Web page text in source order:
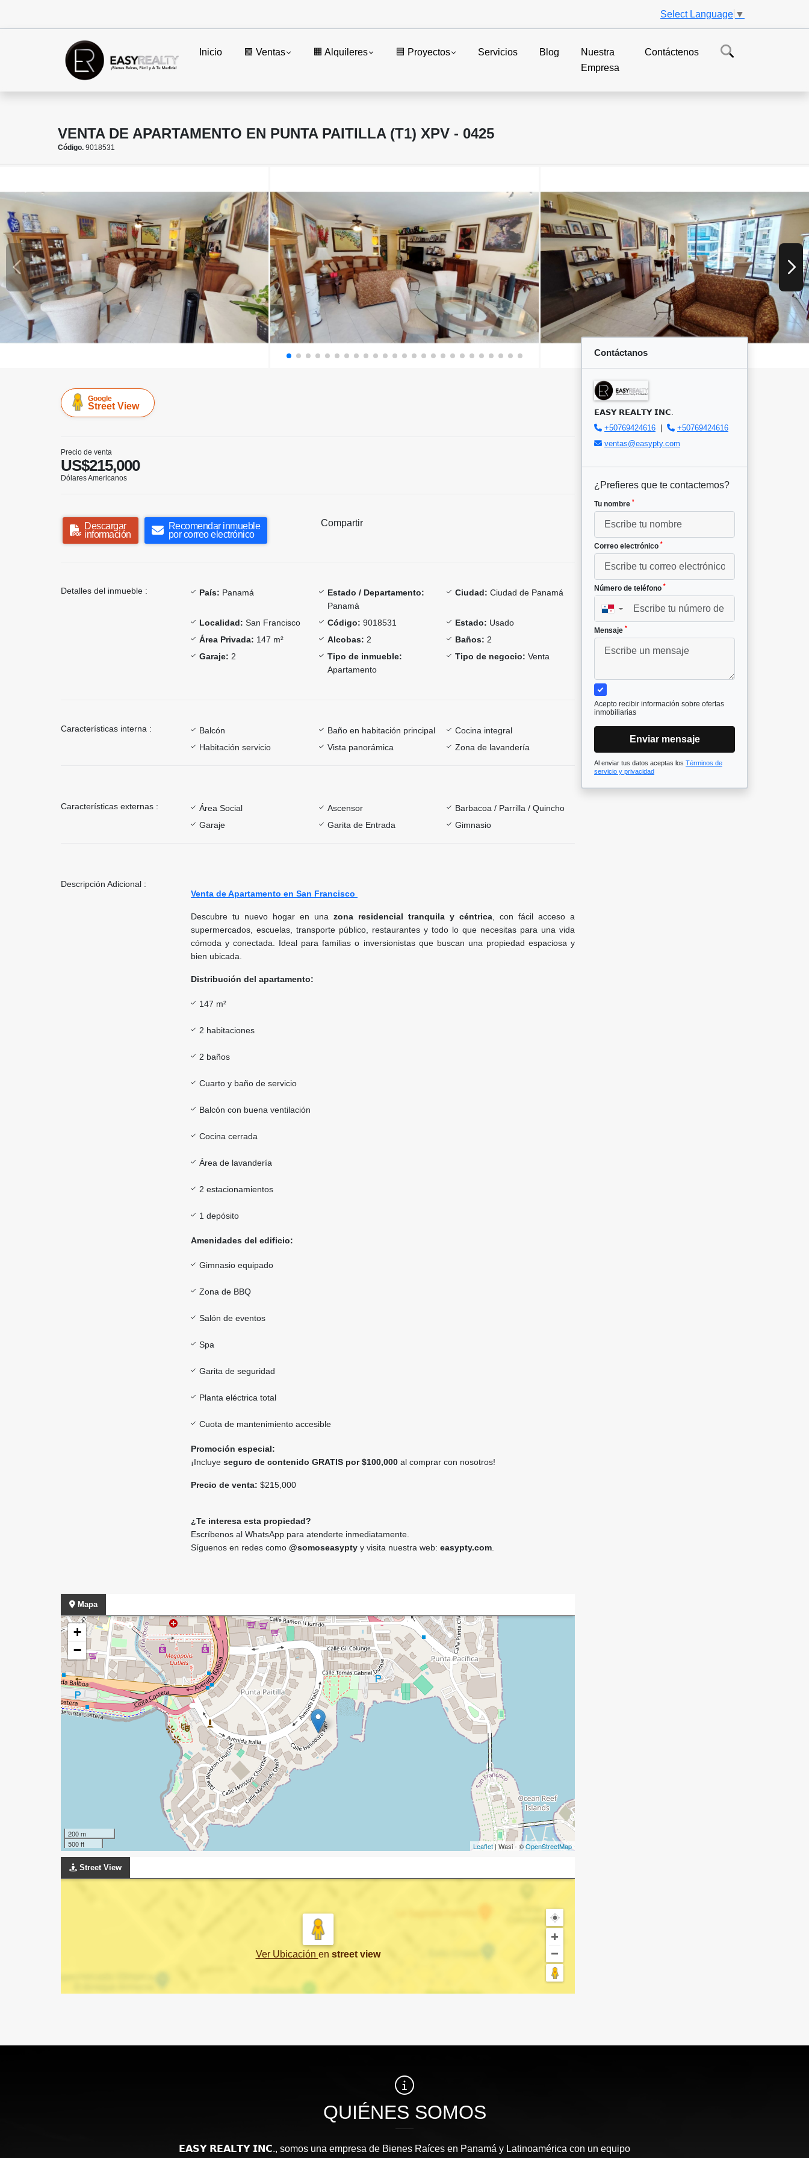
Select Language ▼
Inicio 🟩 Ventas 🟧 Alquileres 🟦 Proyectos Servicios Blog
Nuestra
Empresa
Contáctenos
VENTA DE APARTAMENTO EN PUNTA PAITILLA (T1) XPV - 0425
Código. 9018531
Google
Street View
Precio de venta
US$215,000
Dólares Americanos
Descargar
información
Recomendar inmueble
por correo electrónico
Compartir
Detalles del inmueble : País: Panamá
Estado / Departamento:
Panamá
Ciudad: Ciudad de Panamá
Localidad: San Francisco Código: 9018531 Estado: Usado
Área Privada: 147 m² Alcobas: 2 Baños: 2
Garaje: 2
Tipo de inmueble:
Apartamento
Tipo de negocio: Venta
Características interna : Balcón Baño en habitación principal
Cocina integral
Habitación servicio
Vista panorámica Zona de lavandería
Características externas : Área Social Ascensor
Barbacoa / Parrilla / Quincho
Garaje
Garita de Entrada Gimnasio
Descripción Adicional :
Venta de Apartamento en San Francisco
Descubre tu nuevo hogar en una zona residencial tranquila y céntrica, con fácil acceso a
supermercados, escuelas, transporte público, restaurantes y todo lo que necesitas para una vida
cómoda y conectada. Ideal para familias o inversionistas que buscan una propiedad espaciosa y
bien ubicada.
Distribución del apartamento:
147 m²
2 habitaciones
2 baños
Cuarto y baño de servicio
Balcón con buena ventilación
Cocina cerrada
Área de lavandería
2 estacionamientos
1 depósito
Amenidades del edificio:
Gimnasio equipado
Zona de BBQ
Salón de eventos
Spa
Garita de seguridad
Planta eléctrica total
Cuota de mantenimiento accesible
Promoción especial:
¡Incluye seguro de contenido GRATIS por $100,000 al comprar con nosotros!
Precio de venta: $215,000
¿Te interesa esta propiedad?
Escríbenos al WhatsApp para atenderte inmediatamente.
Síguenos en redes como @somoseasypty y visita nuestra web: easypty.com.
Mapa
+
−
200 m
500 ft
Leaflet | Wasi - ©OpenStreetMap
Street View
Ver Ubicación en street view
Contáctanos
𝗘𝗔𝗦𝗬 𝗥𝗘𝗔𝗟𝗧𝗬 𝗜𝗡𝗖.
+50769424616 |
+50769424616
ventas@easypty.com
¿Prefieres que te contactemos?
Tu nombre *
Correo electrónico *
Número de teléfono *
▼
Mensaje *
Acepto recibir información sobre ofertas
inmobiliarias
Enviar mensaje
Al enviar tus datos aceptas los Términos de
servicio y privacidad
QUIÉNES SOMOS
𝗘𝗔𝗦𝗬 𝗥𝗘𝗔𝗟𝗧𝗬 𝗜𝗡𝗖., somos una empresa de Bienes Raíces en Panamá y Latinoamérica con un equipo